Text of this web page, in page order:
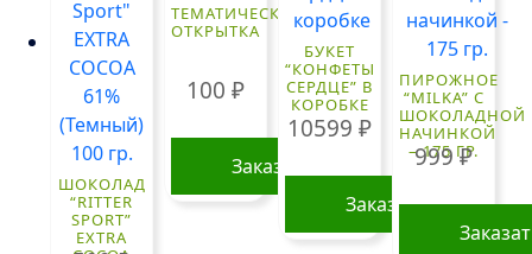
ШОКОЛАД
“RITTER
SPORT”
EXTRA
ТЕМАТИЧЕСКАЯ
ОТКРЫТКА
100₽
Заказать
БУКЕТ
“КОНФЕТЫ
СЕРДЦЕ” В
КОРОБКЕ
10599₽
Заказать
ПИРОЖНОЕ
“MILKA” С
ШОКОЛАДНОЙ
НАЧИНКОЙ
– 175 ГР.
999₽